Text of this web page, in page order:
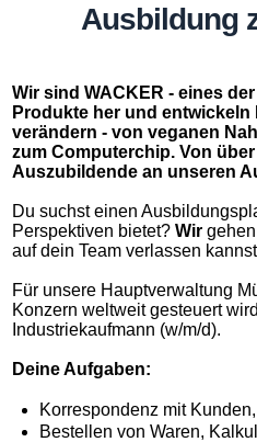
Ausbildung
Wir sind WACKER - eines
Produkte her und
verändern - von veganen
zum Computerchip. Von
Auszubildende an unseren
Du suchst einen
Perspektiven bietet? Wir
auf dein Team verlassen
Für unsere Hauptverwaltung
Konzern weltweit gesteuert
Industriekaufmann (w/m/d).
Deine Aufgaben:
Korrespondenz mit
Bestellen von Waren,